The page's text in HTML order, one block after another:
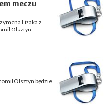
meczu
Lizaka z
Olsztyn -
Olsztyn będzie